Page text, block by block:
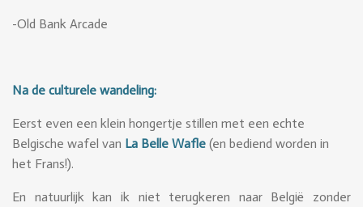
-Old Bank Arcade
Na de culturele wandeling:
Eerst even een klein hongertje stillen met een echte
Belgische wafel van La Belle Wafle (en bediend worden in
het Frans!).
En natuurlijk kan ik niet terugkeren naar België zonder